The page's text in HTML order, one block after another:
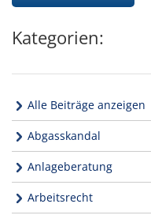
Kategorien:
Alle Beiträge anzeigen
Abgasskandal
Anlageberatung
Arbeitsrecht